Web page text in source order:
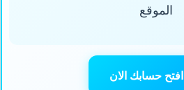
الموقع
افتح حسابك الان